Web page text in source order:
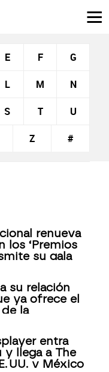
E F G
L M N
S T U
Z #
renueva
los ‘Premios
su gala
su relación
ya ofrece el
la
entra
y llega a The
UU. y México